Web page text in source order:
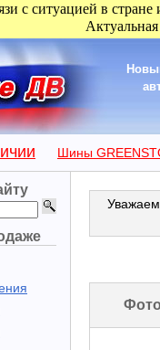
с ситуацией в стране
Шины
Фото